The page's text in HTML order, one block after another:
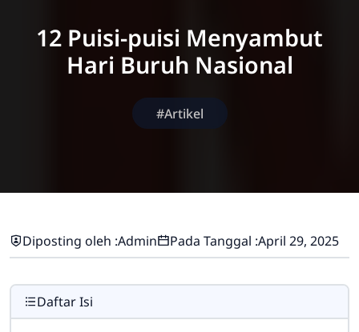
12 Puisi-puisi Menyambut
Hari Buruh Nasional
#Artikel
Diposting oleh :Admin Pada Tanggal :April 29, 2025
Daftar Isi